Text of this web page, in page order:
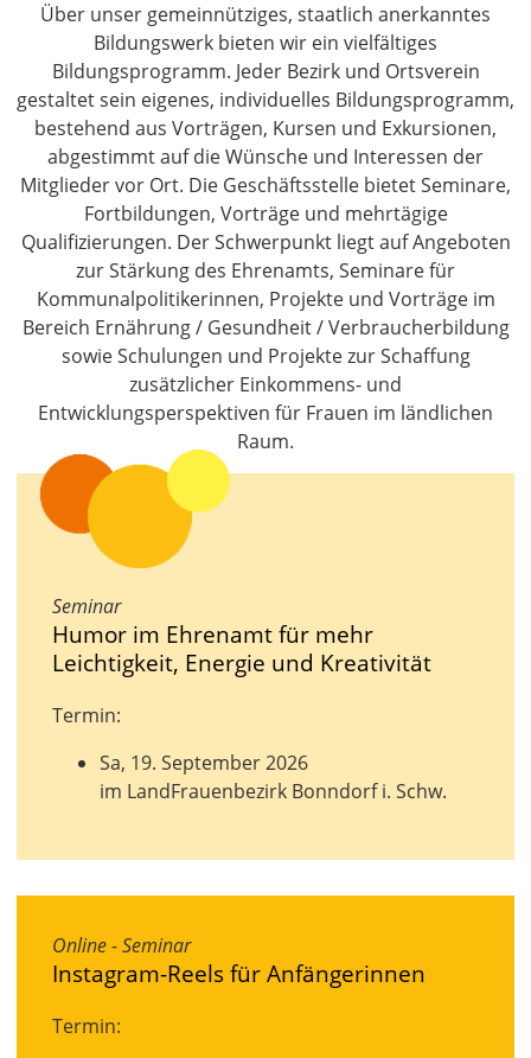
Über unser gemeinnütziges, staatlich anerkanntes
Bildungswerk bieten wir ein vielfältiges
Bildungsprogramm. Jeder Bezirk und Ortsverein
gestaltet sein eigenes, individuelles Bildungsprogramm,
bestehend aus Vorträgen, Kursen und Exkursionen,
abgestimmt auf die Wünsche und Interessen der
Mitglieder vor Ort. Die Geschäftsstelle bietet Seminare,
Fortbildungen, Vorträge und mehrtägige
Qualifizierungen. Der Schwerpunkt liegt auf Angeboten
zur Stärkung des Ehrenamts, Seminare für
Kommunalpolitikerinnen, Projekte und Vorträge im
Bereich Ernährung / Gesundheit / Verbraucherbildung
sowie Schulungen und Projekte zur Schaffung
zusätzlicher Einkommens- und
Entwicklungsperspektiven für Frauen im ländlichen
Raum.
Seminar
Humor im Ehrenamt für mehr
Leichtigkeit, Energie und Kreativität
Termin:
Sa, 19. September 2026
im LandFrauenbezirk Bonndorf i. Schw.
Online - Seminar
Instagram-Reels für Anfängerinnen
Termin: